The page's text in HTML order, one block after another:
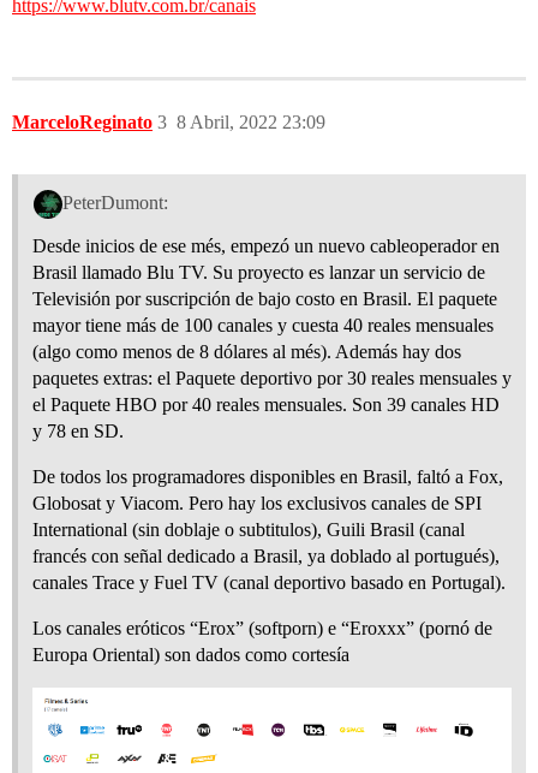
https://www.blutv.com.br/canais
MarceloReginato 8 Abril, 2022 23:09
3
PeterDumont:
Desde inicios de ese més, empezó un nuevo cableoperador en
Brasil llamado Blu TV. Su proyecto es lanzar un servicio de
Televisión por suscripción de bajo costo en Brasil. El paquete
mayor tiene más de 100 canales y cuesta 40 reales mensuales
(algo como menos de 8 dólares al més). Además hay dos
paquetes extras: el Paquete deportivo por 30 reales mensuales y
el Paquete HBO por 40 reales mensuales. Son 39 canales HD
y 78 en SD.
De todos los programadores disponibles en Brasil, faltó a Fox,
Globosat y Viacom. Pero hay los exclusivos canales de SPI
International (sin doblaje o subtitulos), Guili Brasil (canal
francés con señal dedicado a Brasil, ya doblado al portugués),
canales Trace y Fuel TV (canal deportivo basado en Portugal).
Los canales eróticos “Erox” (softporn) e “Eroxxx” (pornó de
Europa Oriental) son dados como cortesía